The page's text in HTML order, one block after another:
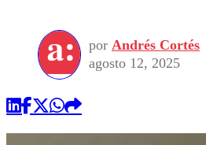
por Andrés Cortés
agosto 12, 2025